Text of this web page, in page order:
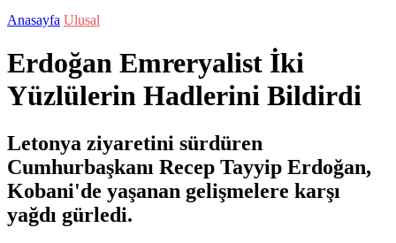
Anasayfa Ulusal
Erdoğan Emreryalist İki
Yüzlülerin Hadlerini Bildirdi
Letonya ziyaretini sürdüren
Cumhurbaşkanı Recep Tayyip Erdoğan,
Kobani'de yaşanan gelişmelere karşı
yağdı gürledi.